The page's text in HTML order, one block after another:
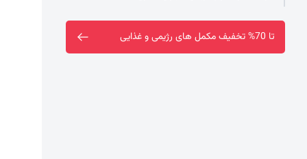
فروشگاه سین سا افتتاح شد